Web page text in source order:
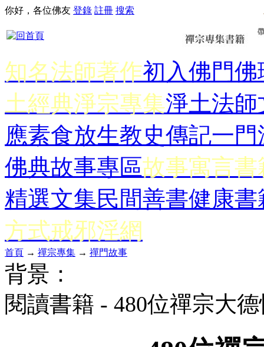
你好，各位佛友 登錄 註冊 搜索
知名法師著作初入佛門佛
土經典淨宗專集淨土法師
應素食放生教史傳記一門
佛典故事專區故事寓言書
精選文集民間善書健康書
方式戒邪淫網
首頁 → 禪宗專集 → 禪門故事
背景：
閱讀書籍 - 480位禪宗大